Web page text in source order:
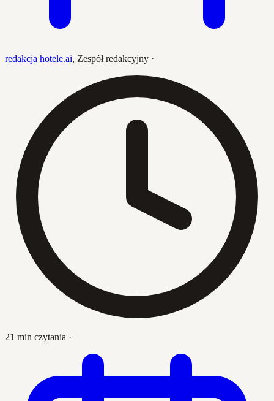
redakcja hotele.ai, Zespół redakcyjny ·
21 min czytania ·